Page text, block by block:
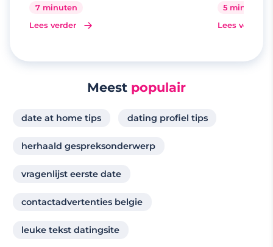
7 minuten
Lees verder
5 minuten
Lees verder
Meest populair
date at home tips dating profiel tips
herhaald gespreksonderwerp
vragenlijst eerste date
contactadvertenties belgie
leuke tekst datingsite